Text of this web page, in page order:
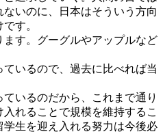
いのに、日本はそういう方向
す。
す。グーグルやアップルなど
いるので、過去に比べれば当
いるのだから、これまで通り
れることで規模を維持するこ
生を迎え入れる努力は今後必